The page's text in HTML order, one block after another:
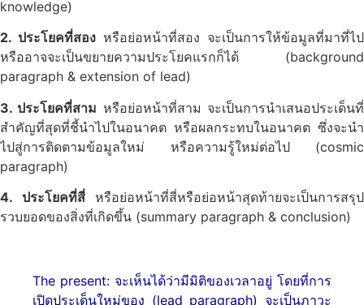
knowledge)
2. ประโยคที่สอง หรือย่อหน้าที่สอง จะเป็นการให้ข้อมูลที่มาที่ไป
หรืออาจจะเป็นขยายความประโยคแรกก็ได้ (background
paragraph & extension of lead)
3. ประโยคที่สาม หรือย่อหน้าที่สาม จะเป็นการนำเสนอประเด็นที่
สำคัญที่สุดที่ชี้นำไปในอนาคต หรือผลกระทบในอนาคต ซึ่งจะนำ
ไปสู่การติดตามข้อมูลใหม่ หรือความรู้ใหม่ต่อไป (cosmic
paragraph)
4. ประโยคที่สี่หรือย่อหน้าที่สี่หรือย่อหน้าสุดท้ายจะเป็นการสรุป
รวบยอดของสิ่งที่เกิดขึ้น (summary paragraph & conclusion)
The present: จะเห็นได้ว่ามีมิติของเวลาอยู่ โดยที่การ
เปิดประเด็นใหม่ของ (lead paragraph) จะเป็นภาวะ